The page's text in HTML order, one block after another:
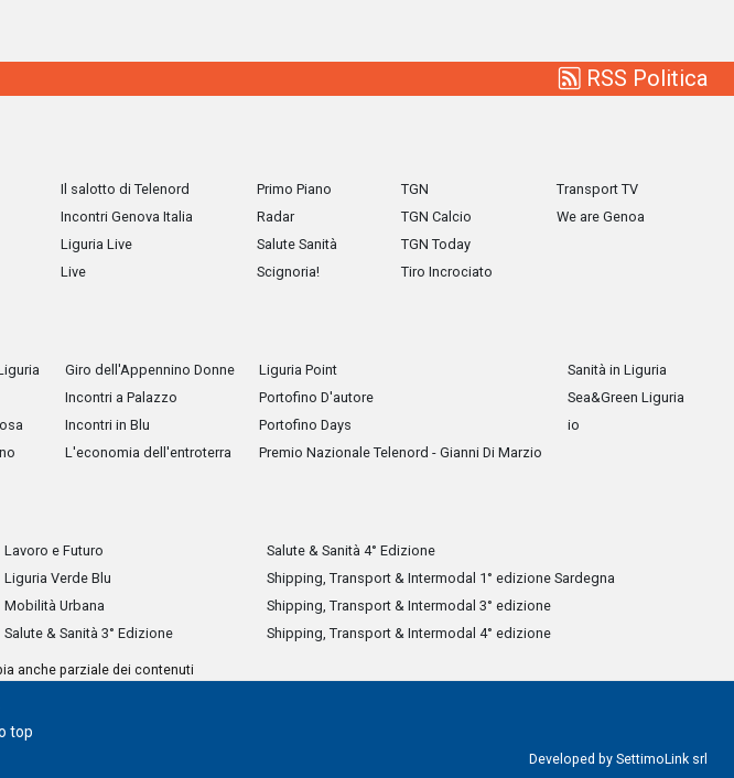
RSS Politica
Il salotto di Telenord
Incontri Genova Italia
Liguria Live
Live
Primo Piano
Radar
Salute Sanità
Scignoria!
TGN
TGN Calcio
TGN Today
Tiro Incrociato
Transport TV
We are Genoa
Giro dell'Appennino Donne
Incontri a Palazzo
Incontri in Blu
L'economia dell'entroterra
Liguria Point
Portofino D'autore
Portofino Days
Premio Nazionale Telenord - Gianni Di Marzio
Sanità in Liguria
Sea&Green Liguria
io
Lavoro e Futuro
Liguria Verde Blu
Mobilità Urbana
Salute & Sanità 3° Edizione
Salute & Sanità 4° Edizione
Shipping, Transport & Intermodal 1° edizione Sardegna
Shipping, Transport & Intermodal 3° edizione
Shipping, Transport & Intermodal 4° edizione
anche parziale dei contenuti
top
Developed by SettimoLink srl